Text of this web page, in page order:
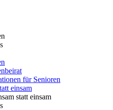
für Senioren
einsam
statt einsam